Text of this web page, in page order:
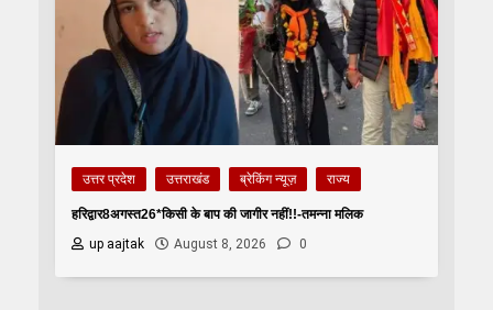
उत्तर प्रदेश उत्तराखंड ब्रेकिंग न्यूज़ राज्य
हरिद्वार8अगस्त26*किसी के बाप की जागीर नहीं!!-तमन्ना मलिक
up aajtak
August 8, 2026 0